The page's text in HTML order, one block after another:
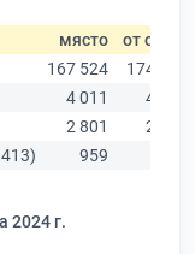
място
от общо
167 524
174 403
4 011
4 191
2 801
2 923
959
2024 г.